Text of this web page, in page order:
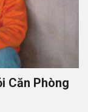
Căn Phòng